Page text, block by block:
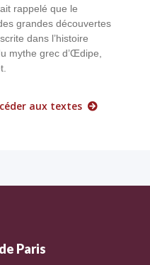
rappelé que le
grandes découvertes
dans l’histoire
mythe grec d’Œdipe,
aux textes
Paris